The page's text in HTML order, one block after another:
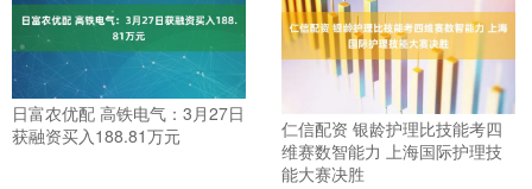
日富农优配 高铁电气：3月27日
获融资买入188.81万元
仁信配资 银龄护理比技能考四
维赛数智能力 上海国际护理技
能大赛决胜